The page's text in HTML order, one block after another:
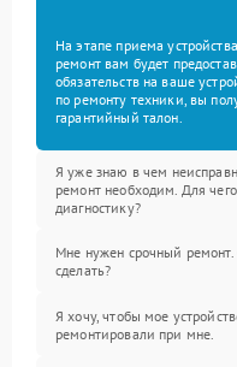
На этапе приема
ремонт вам будет
обязательств на ваше
по ремонту техники, вы
гарантийный талон.
Я уже знаю в чем
ремонт необходим. Для
диагностику?
Мне нужен срочный
сделать?
Я хочу, чтобы мое
ремонтировали при мне.